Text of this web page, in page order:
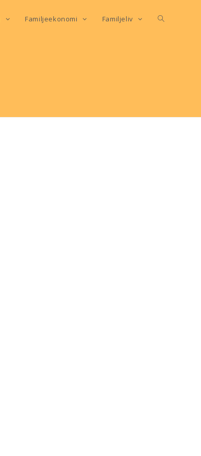
Familjeekonomi Familjeliv